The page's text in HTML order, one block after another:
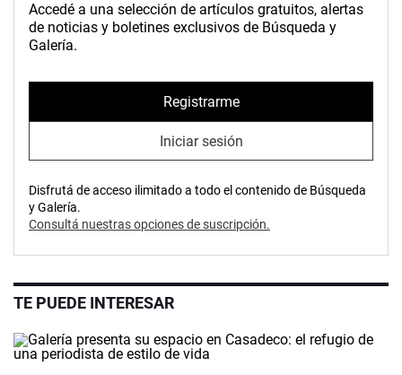
Accedé a una selección de artículos gratuitos, alertas
de noticias y boletines exclusivos de Búsqueda y
Galería.
Registrarme
Iniciar sesión
Disfrutá de acceso ilimitado a todo el contenido de Búsqueda
y Galería.
Consultá nuestras opciones de suscripción.
TE PUEDE INTERESAR